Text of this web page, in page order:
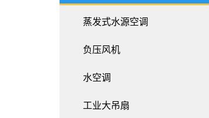
蒸发式水源空调
负压风机
水空调
工业大吊扇